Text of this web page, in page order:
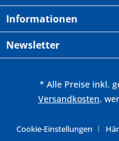
Informationen
Newsletter
* Alle Preise inkl.
Versandkosten,
Cookie-Einstellungen